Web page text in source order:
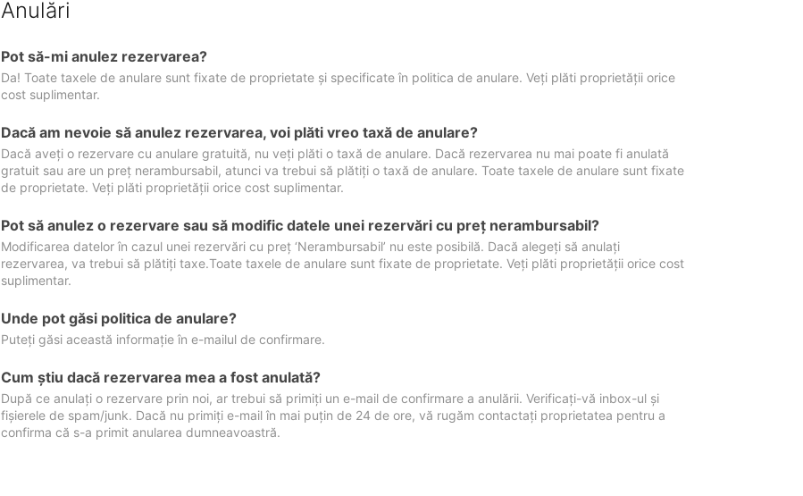
Anulări
Pot să-mi anulez rezervarea?
Da! Toate taxele de anulare sunt fixate de proprietate și specificate în politica de anulare. Veți plăti proprietății orice
cost suplimentar.
Dacă am nevoie să anulez rezervarea, voi plăti vreo taxă de anulare?
Dacă aveți o rezervare cu anulare gratuită, nu veți plăti o taxă de anulare. Dacă rezervarea nu mai poate fi anulată
gratuit sau are un preț nerambursabil, atunci va trebui să plătiți o taxă de anulare. Toate taxele de anulare sunt fixate
de proprietate. Veți plăti proprietății orice cost suplimentar.
Pot să anulez o rezervare sau să modific datele unei rezervări cu preţ nerambursabil?
Modificarea datelor în cazul unei rezervări cu preț ‘Nerambursabil’ nu este posibilă. Dacă alegeți să anulați
rezervarea, va trebui să plătiți taxe.Toate taxele de anulare sunt fixate de proprietate. Veți plăti proprietății orice cost
suplimentar.
Unde pot găsi politica de anulare?
Puteți găsi această informație în e-mailul de confirmare.
Cum ştiu dacă rezervarea mea a fost anulată?
După ce anulați o rezervare prin noi, ar trebui să primiți un e-mail de confirmare a anulării. Verificați-vă inbox-ul și
fișierele de spam/junk. Dacă nu primiți e-mail în mai puțin de 24 de ore, vă rugăm contactați proprietatea pentru a
confirma că s-a primit anularea dumneavoastră.